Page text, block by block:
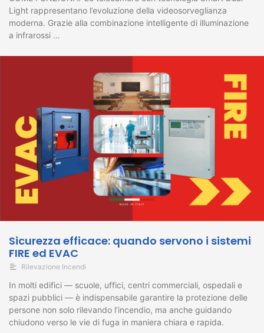
Light rappresentano l’evoluzione della videosorveglianza
moderna. Grazie alla combinazione intelligente di illuminazione
a infrarossi …
Sicurezza efficace: quando servono i sistemi
FIRE ed EVAC
Rilevazione Incendi
In molti edifici — scuole, uffici, centri commerciali, ospedali e
spazi pubblici — è indispensabile garantire la protezione delle
persone non solo rilevando l’incendio, ma anche guidando
chiudono verso le vie di fuga in maniera chiara e rapida.